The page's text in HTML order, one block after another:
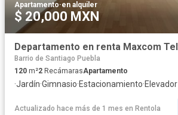
Apartamento·en alquiler
$ 20,000 MXN
Barrio de Santiago Puebla
120 m²2 RecámarasApartamento
·Jardín·Gimnasio·Estacionamiento·Elevador
Actualizado hace más de 1 mes en Rentola